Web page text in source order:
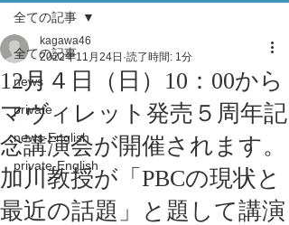
全ての記事
news
private
news-English
private-English
全ての記事
12月４日（日）10：00から
マヴィレット発売５周年記
念講演会が開催されます。
加川教授が「PBCの現状と
最近の話題」と題して講演
kagawa46
2022年11月24日 読了時間: 1分